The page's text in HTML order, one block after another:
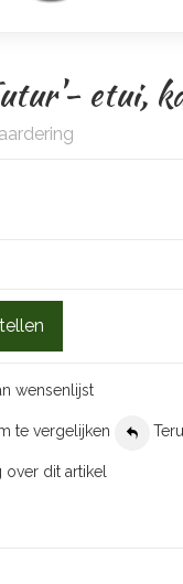
etui,
wensenlijst
te vergelijken
over dit artikel